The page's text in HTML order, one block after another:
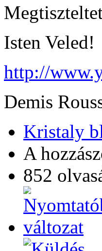
Isten Veled!
http://
Demis
Kristaly
A
852